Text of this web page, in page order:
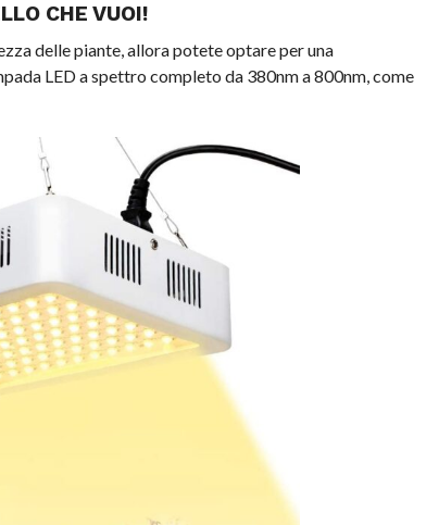
CHE VUOI!
delle piante, allora potete optare per una
LED a spettro completo da 380nm a 800nm, come